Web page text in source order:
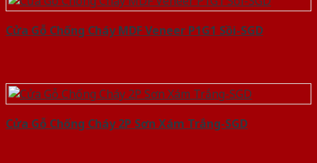
Cửa Gỗ Chống Cháy MDF Veneer P1G1 Sồi-SGD
Cửa Gỗ Chống Cháy 2P Sơn Xám Trắng-SGD